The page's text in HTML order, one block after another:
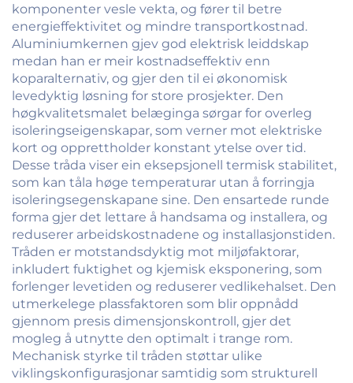
komponenter vesle vekta, og fører til betre
energieffektivitet og mindre transportkostnad.
Aluminiumkernen gjev god elektrisk leiddskap
medan han er meir kostnadseffektiv enn
koparalternativ, og gjer den til ei økonomisk
levedyktig løsning for store prosjekter. Den
høgkvalitetsmalet belæginga sørgar for overleg
isoleringseigenskapar, som verner mot elektriske
kort og opprettholder konstant ytelse over tid.
Desse tråda viser ein eksepsjonell termisk stabilitet,
som kan tåla høge temperaturar utan å forringja
isoleringsegenskapane sine. Den ensartede runde
forma gjer det lettare å handsama og installera, og
reduserer arbeidskostnadene og installasjonstiden.
Tråden er motstandsdyktig mot miljøfaktorar,
inkludert fuktighet og kjemisk eksponering, som
forlenger levetiden og reduserer vedlikehalset. Den
utmerkelege plassfaktoren som blir oppnådd
gjennom presis dimensjonskontroll, gjer det
mogleg å utnytte den optimalt i trange rom.
Mechanisk styrke til tråden støttar ulike
viklingskonfigurasjonar samtidig som strukturell